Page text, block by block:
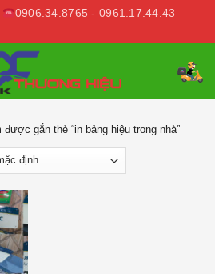
0906.34.8765 - 0961.17.44.43
được gắn thẻ “in bảng hiệu trong nhà”